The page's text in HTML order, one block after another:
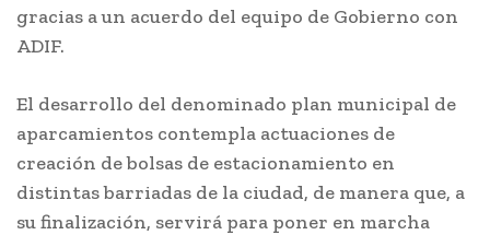
gracias a un acuerdo del equipo de Gobierno con
ADIF.
El desarrollo del denominado plan municipal de
aparcamientos contempla actuaciones de
creación de bolsas de estacionamiento en
distintas barriadas de la ciudad, de manera que, a
su finalización, servirá para poner en marcha